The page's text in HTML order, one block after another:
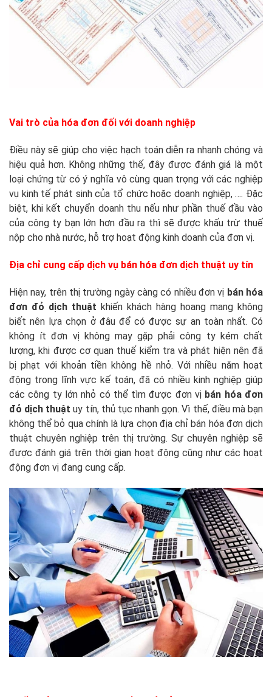
Vai trò của hóa đơn đối với doanh nghiệp
Điều này sẽ giúp cho việc hạch toán diễn ra nhanh chóng và
hiệu quả hơn. Không những thế, đây được đánh giá là một
loại chứng từ có ý nghĩa vô cùng quan trọng với các nghiệp
vụ kinh tế phát sinh của tổ chức hoặc doanh nghiệp, …. Đặc
biệt, khi kết chuyển doanh thu nếu như phần thuế đầu vào
của công ty bạn lớn hơn đầu ra thì sẽ được khấu trừ thuế
nộp cho nhà nước, hỗ trợ hoạt động kinh doanh của đơn vị.
Địa chỉ cung cấp dịch vụ bán hóa đơn dịch thuật uy tín
Hiện nay, trên thị trường ngày càng có nhiều đơn vị bán hóa
đơn đỏ dịch thuật khiến khách hàng hoang mang không
biết nên lựa chọn ở đâu để có được sự an toàn nhất. Có
không ít đơn vị không may gặp phải công ty kém chất
lượng, khi được cơ quan thuế kiểm tra và phát hiện nên đã
bị phạt với khoản tiền không hề nhỏ. Với nhiều năm hoạt
động trong lĩnh vực kế toán, đã có nhiều kinh nghiệp giúp
các công ty lớn nhỏ có thể tìm được đơn vị bán hóa đơn
đỏ dịch thuậtuy tín, thủ tục nhanh gọn. Vì thế, điều mà bạn
không thể bỏ qua chính là lựa chọn địa chỉ bán hóa đơn dịch
thuật chuyên nghiệp trên thị trường. Sự chuyên nghiệp sẽ
được đánh giá trên thời gian hoạt động cũng như các hoạt
động đơn vị đang cung cấp.